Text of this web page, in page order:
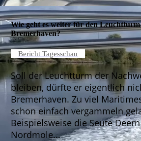
Wie geht es weiter für den
Bremerhaven?
Bericht Tagesschau
Soll der Leuchtturm der
bleiben, dürfte er eigentlich
Bremerhaven. Zu viel
schon einfach vergammeln
Beispielsweise die Seute
Nordmole...